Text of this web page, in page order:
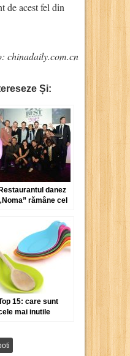
de acest fel din
chinadaily.com.cn
Și:
Restaurantul danez
rămâne cel
15: care sunt
mai inutile